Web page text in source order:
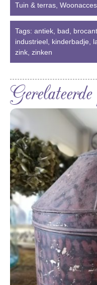
Tuin & terras
Tags: antiek bad brocant
industrieel kinderbadje
zink zinken